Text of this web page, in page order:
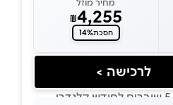
מחיר מוזל
₪4,255
חסכת14%
לרכישה >